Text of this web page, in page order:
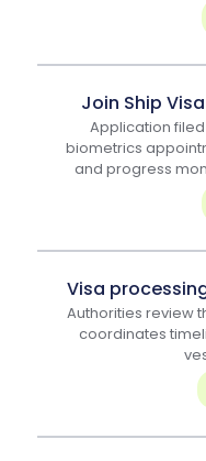
Join Ship
Application filed
biometrics
and progress
Visa
Authorities review
coordinates